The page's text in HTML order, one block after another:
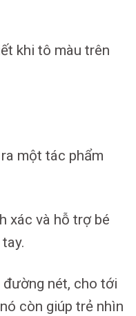
khi tô màu trên
một tác phẩm
xác và hỗ trợ bé
nét, cho tới
còn giúp trẻ nhìn